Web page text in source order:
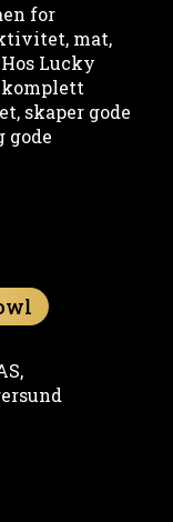
for
mat,
Lucky
komplett
skaper gode
gode